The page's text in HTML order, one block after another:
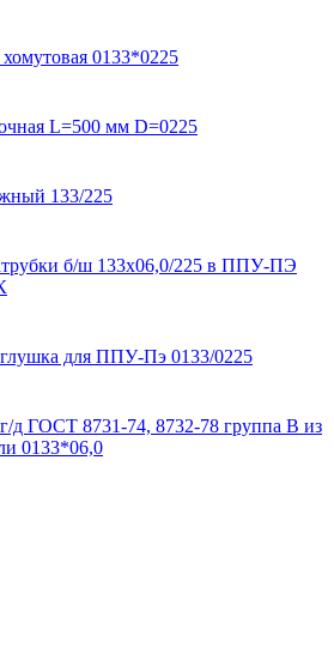
0133*0225
L=500 мм D=0225
133/225
б/ш 133х06,0/225 в ППУ-ПЭ
для ППУ-Пэ 0133/0225
д ГОСТ 8731-74, 8732-78 группа В из
0133*06,0